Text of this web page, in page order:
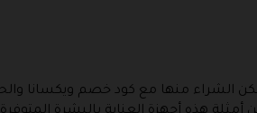
ويمكن الشراء منها مع كود خصم